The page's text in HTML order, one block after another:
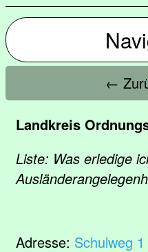
←
Landkreis
Liste: Was erledige
Adresse: Schulweg